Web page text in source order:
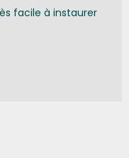
facile à instaurer